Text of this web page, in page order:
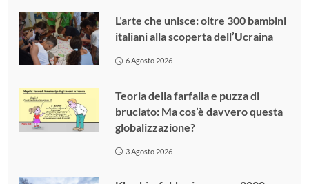
L’arte che unisce: oltre 300 bambini
italiani alla scoperta dell’Ucraina
6 Agosto 2026
Teoria della farfalla e puzza di
bruciato: Ma cos’è davvero questa
globalizzazione?
3 Agosto 2026